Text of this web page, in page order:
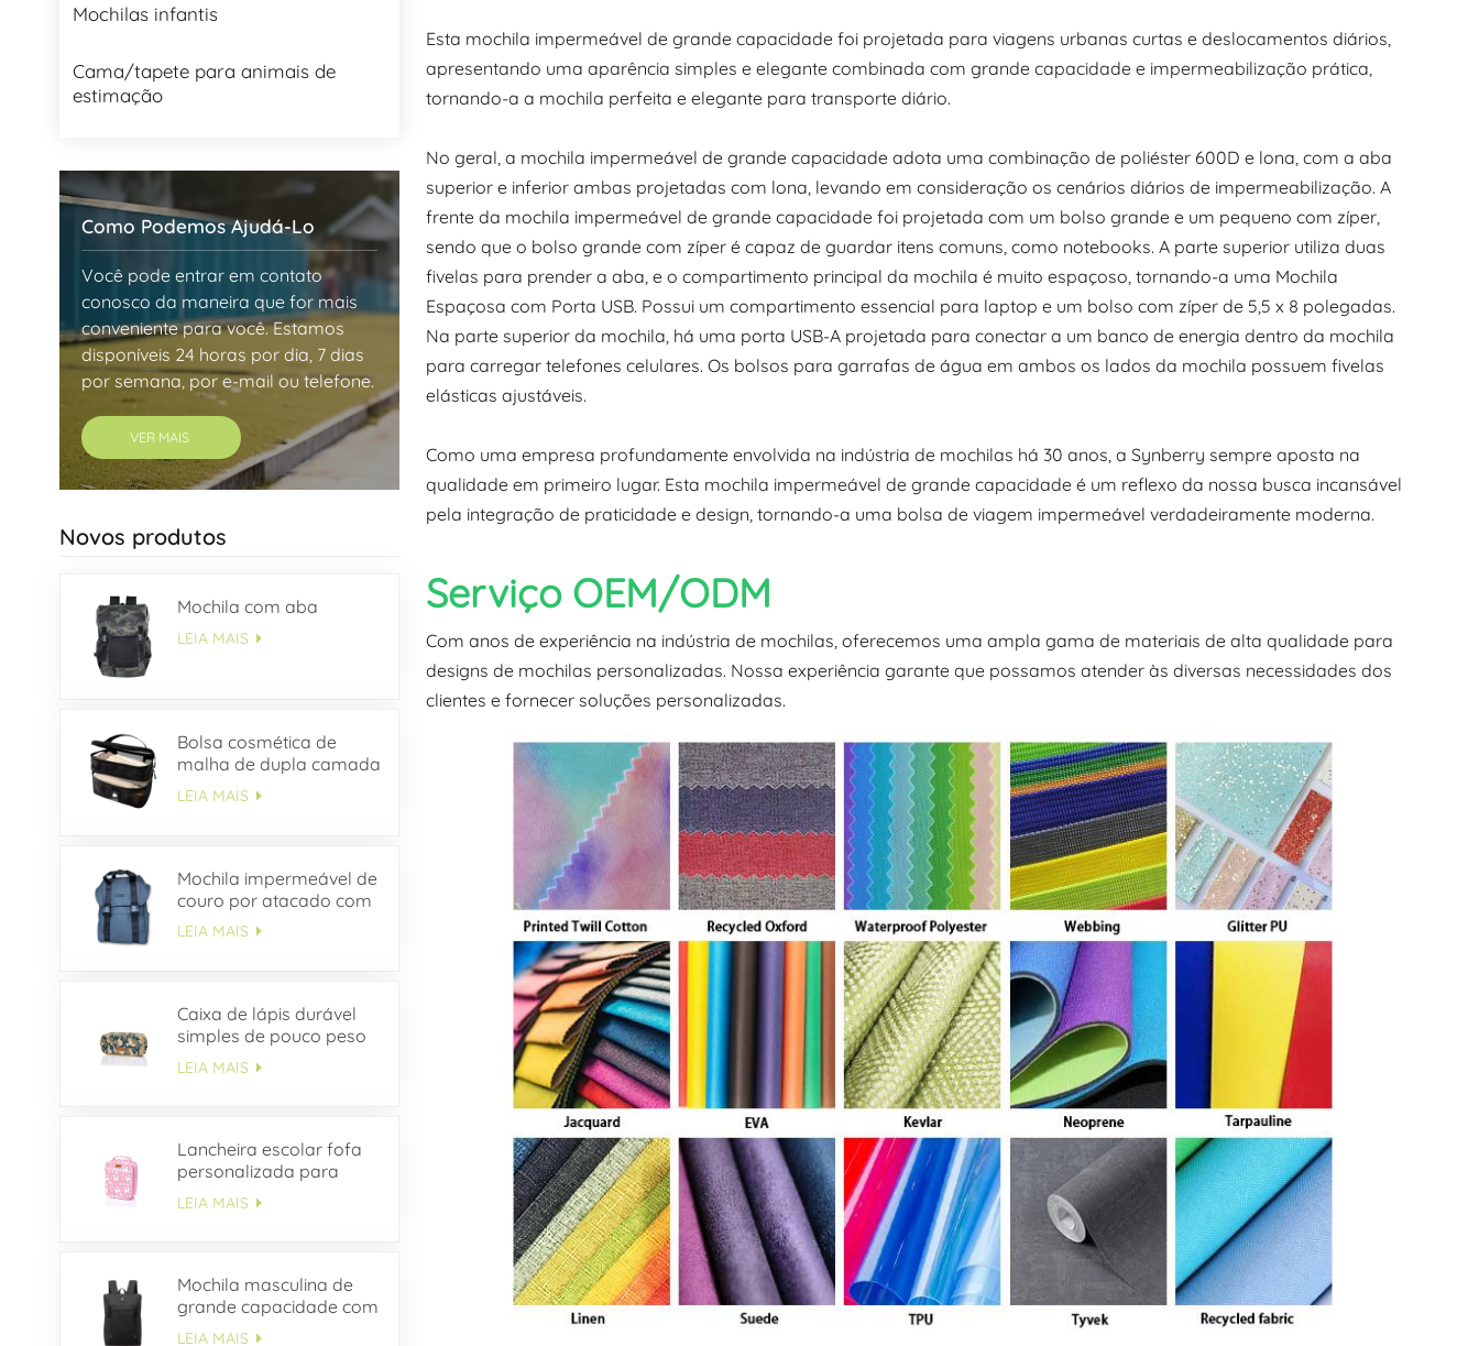
Mochilas infantis
Cama/tapete para animais de
estimação
Como Podemos Ajudá-Lo
Você pode entrar em contato
conosco da maneira que for mais
conveniente para você. Estamos
disponíveis 24 horas por dia, 7 dias
por semana, por e-mail ou telefone.
VER MAIS
Novos produtos
Mochila com aba
LEIA MAIS
Bolsa cosmética de
malha de dupla camada
LEIA MAIS
Mochila impermeável de
couro por atacado com
aba de fivela
LEIA MAIS
Caixa de lápis durável
simples de pouco peso
da lona do estudante do
ODM
LEIA MAIS
Lancheira escolar fofa
personalizada para
crianças
LEIA MAIS
Mochila masculina de
grande capacidade com
vários bolsos OEM
LEIA MAIS
Esta mochila impermeável de grande capacidade foi projetada para viagens urbanas curtas e deslocamentos diários,
apresentando uma aparência simples e elegante combinada com grande capacidade e impermeabilização prática,
tornando-a a mochila perfeita e elegante para transporte diário.
No geral, a mochila impermeável de grande capacidade adota uma combinação de poliéster 600D e lona, com a aba
superior e inferior ambas projetadas com lona, levando em consideração os cenários diários de impermeabilização. A
frente da mochila impermeável de grande capacidade foi projetada com um bolso grande e um pequeno com zíper,
sendo que o bolso grande com zíper é capaz de guardar itens comuns, como notebooks. A parte superior utiliza duas
fivelas para prender a aba, e o compartimento principal da mochila é muito espaçoso, tornando-a uma Mochila
Espaçosa com Porta USB. Possui um compartimento essencial para laptop e um bolso com zíper de 5,5 x 8 polegadas.
Na parte superior da mochila, há uma porta USB-A projetada para conectar a um banco de energia dentro da mochila
para carregar telefones celulares. Os bolsos para garrafas de água em ambos os lados da mochila possuem fivelas
elásticas ajustáveis.
Como uma empresa profundamente envolvida na indústria de mochilas há 30 anos, a Synberry sempre aposta na
qualidade em primeiro lugar. Esta mochila impermeável de grande capacidade é um reflexo da nossa busca incansável
pela integração de praticidade e design, tornando-a uma bolsa de viagem impermeável verdadeiramente moderna.
Serviço OEM/ODM
Com anos de experiência na indústria de mochilas, oferecemos uma ampla gama de materiais de alta qualidade para
designs de mochilas personalizadas. Nossa experiência garante que possamos atender às diversas necessidades dos
clientes e fornecer soluções personalizadas.